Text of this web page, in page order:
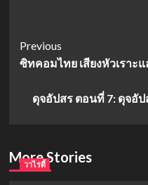
Post
Navigation
Previous
ซิทคอมไทย เสียงหัวเราะ
ดุจอัปสร ตอนที่ 7: ดุจอั
More Stories
วาไรตี้